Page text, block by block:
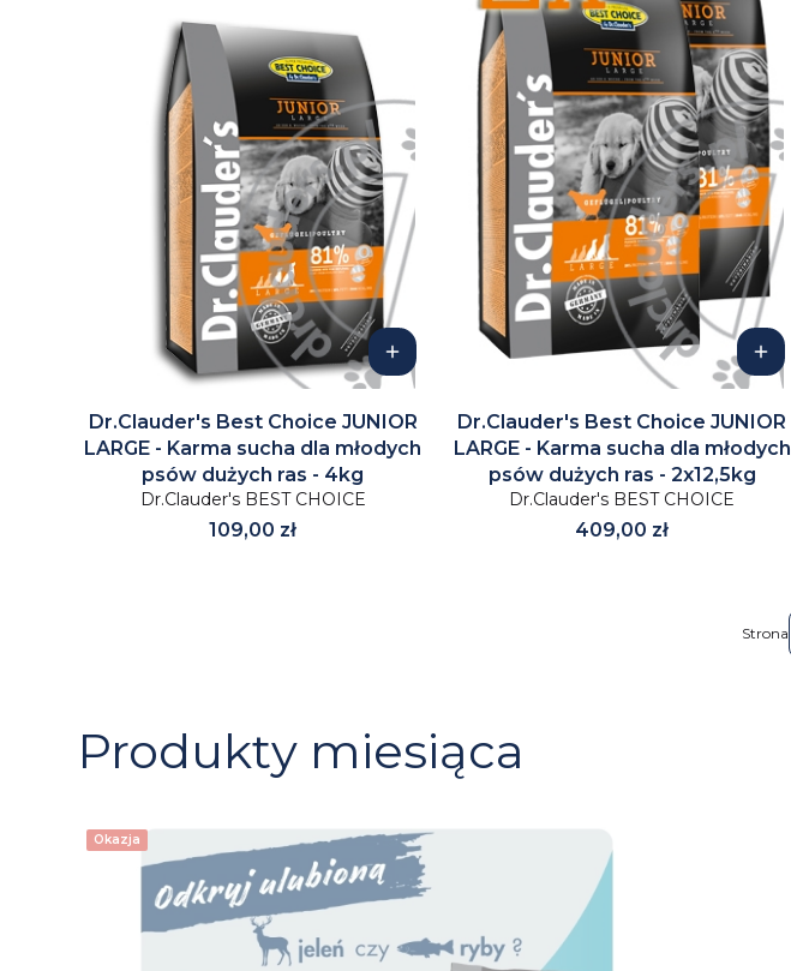
Dr.Clauder's Best Choice JUNIOR
LARGE - Karma sucha dla młodych
psów dużych ras - 4kg
Dr.Clauder's BEST CHOICE
Cena
109,00 zł
Dr.Clauder's Best Choice JUNIOR
LARGE - Karma sucha dla młodych
psów dużych ras - 2x12,5kg
Dr.Clauder's BEST CHOICE
Cena
409,00 zł
Strona
Produkty miesiąca
Okazja